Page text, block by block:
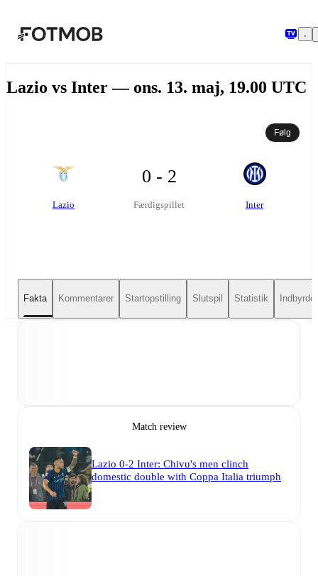
Lazio vs Inter — ons. 13. maj, 19.00 UTC
Følg
Lazio
0 - 2
Færdigspillet Inter
Fakta Kommentarer Startopstilling Slutspil Statistik
Match review
Lazio 0-2 Inter: Chivu's men clinch
domestic double with Coppa Italia triumph